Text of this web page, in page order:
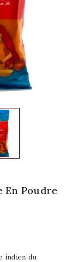
En Poudre
indien du